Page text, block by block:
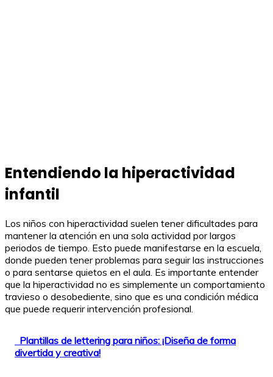
Entendiendo la hiperactividad
infantil
Los niños con hiperactividad suelen tener dificultades para
mantener la atención en una sola actividad por largos
periodos de tiempo. Esto puede manifestarse en la escuela,
donde pueden tener problemas para seguir las instrucciones
o para sentarse quietos en el aula. Es importante entender
que la hiperactividad no es simplemente un comportamiento
travieso o desobediente, sino que es una condición médica
que puede requerir intervención profesional.
Plantillas de lettering para niños: ¡Diseña de forma
divertida y creativa!